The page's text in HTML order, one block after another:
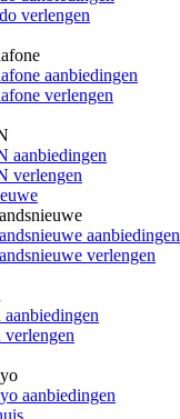
verlengen
aanbiedingen
verlengen
aanbiedingen
verlengen
aanbiedingen
verlengen
aanbiedingen
verlengen
aanbiedingen